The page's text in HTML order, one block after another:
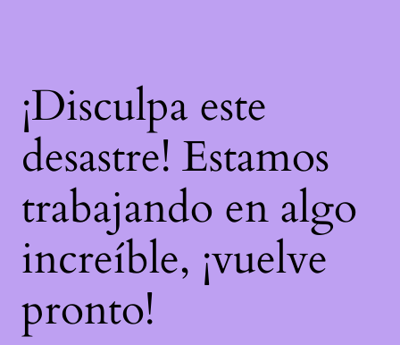
¡Disculpa este
desastre! Estamos
trabajando en algo
increíble, ¡vuelve
pronto!